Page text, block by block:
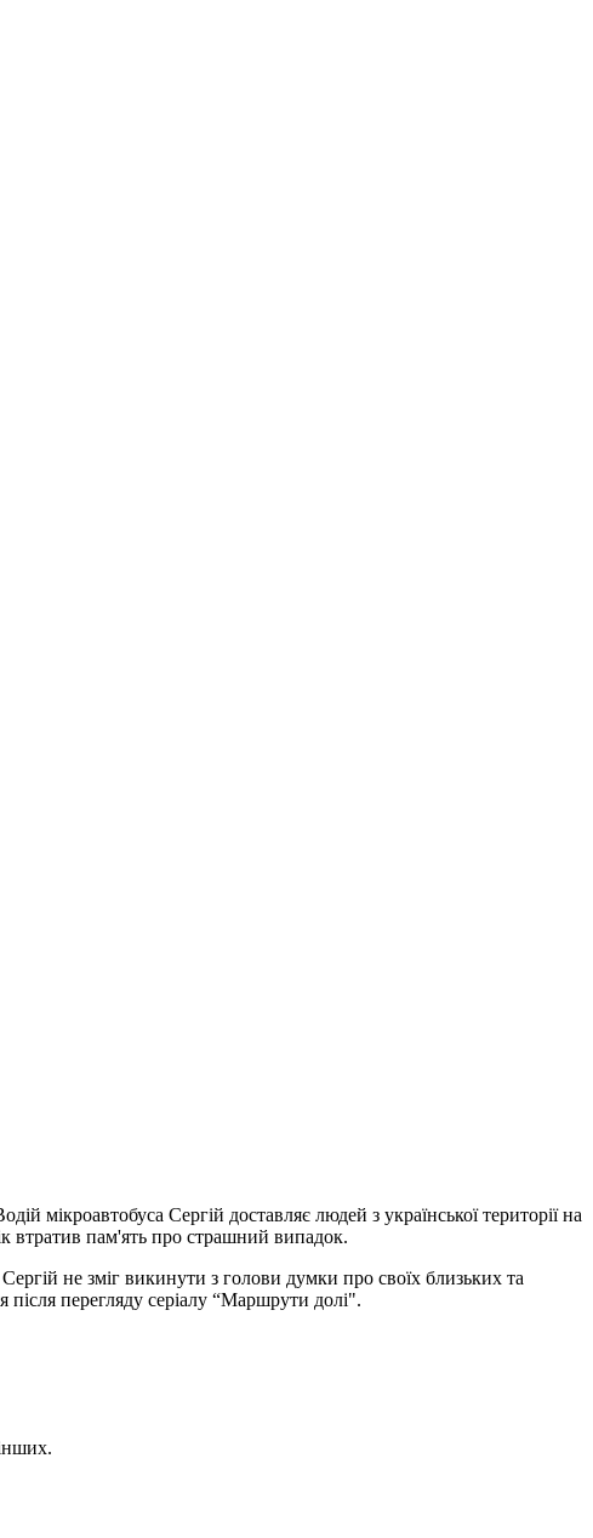
мікроавтобуса Сергій доставляє людей з української території на
втратив пам'ять про страшний випадок.
не зміг викинути з голови думки про своїх близьких та
перегляду серіалу “Маршрути долі".